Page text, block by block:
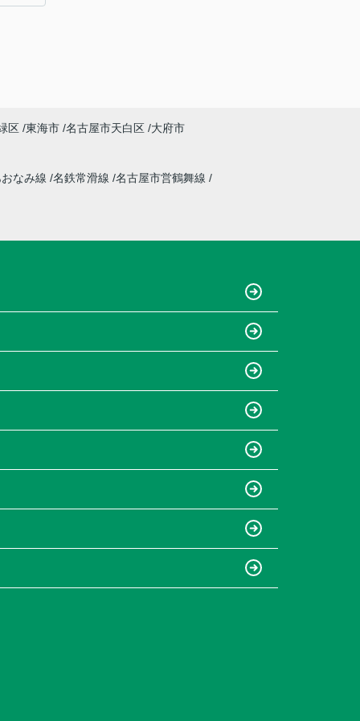
区 東海市 名古屋市天白区 大府市
なみ線 名鉄常滑線 名古屋市営鶴舞線